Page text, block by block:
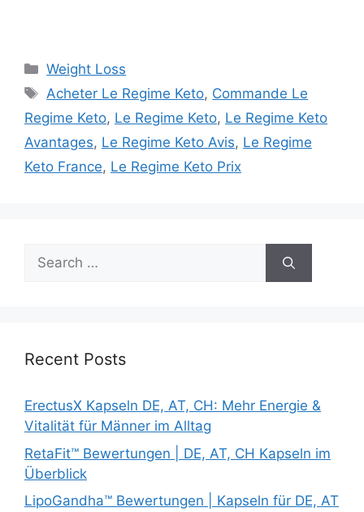
Categories
Weight Loss
Tags
Acheter Le Regime Keto, Commande Le
Regime Keto, Le Regime Keto, Le Regime Keto
Avantages, Le Regime Keto Avis, Le Regime
Keto France, Le Regime Keto Prix
Search
for:
Recent Posts
ErectusX Kapseln DE, AT, CH: Mehr Energie &
Vitalität für Männer im Alltag
RetaFit™ Bewertungen | DE, AT, CH Kapseln im
Überblick
LipoGandha™ Bewertungen | Kapseln für DE, AT